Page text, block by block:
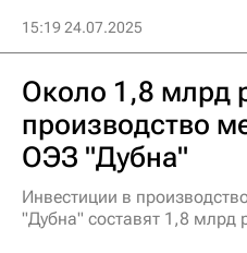
15:19 24.07.2025
Около 1,8 млрд
производство
ОЭЗ "Дубна"
Инвестиции в
"Дубна" составят 1,8 млрд